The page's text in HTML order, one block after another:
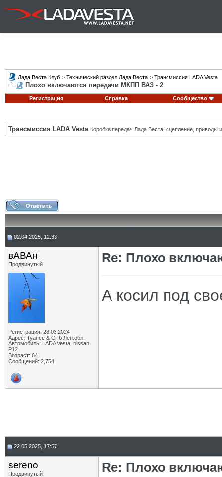
Лада Веста Клуб > Технический раздел Лада Веста > Трансмиссия LADA Vesta
Плохо включаются передачи МКПП ВАЗ - 2
Регистрация Справка Сообщество
Трансмиссия LADA Vesta Коробка передач Лада Веста, сцепление, приводы и
02.04.2025, 12:33
вАВАн
Продвинутый
Регистрация: 28.03.2024
Адрес: Туапсе & СПб Лен.обл.
Автомобиль: LADA Vesta, nissan
P12
Возраст: 64
Сообщений: 2,754
Re: Плохо
А косил под
22.05.2025, 17:57
sereno
Продвинутый Re: Плохо